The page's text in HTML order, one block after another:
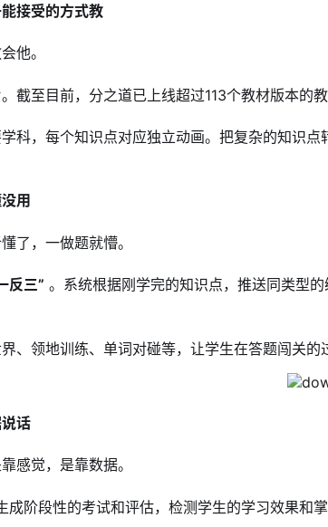
接受的方式教
他。
截至目前，分之道已上线超过113个教材版本
科，每个知识点对应独立动画。把复杂的知识
用
了，一做题就懵。
反三” 。系统根据刚学完的知识点，推送同类型
领地训练、单词对碰等，让学生在答题闯关的
话
感觉，是靠数据。
成阶段性的考试和评估，检测学生的学习效果和